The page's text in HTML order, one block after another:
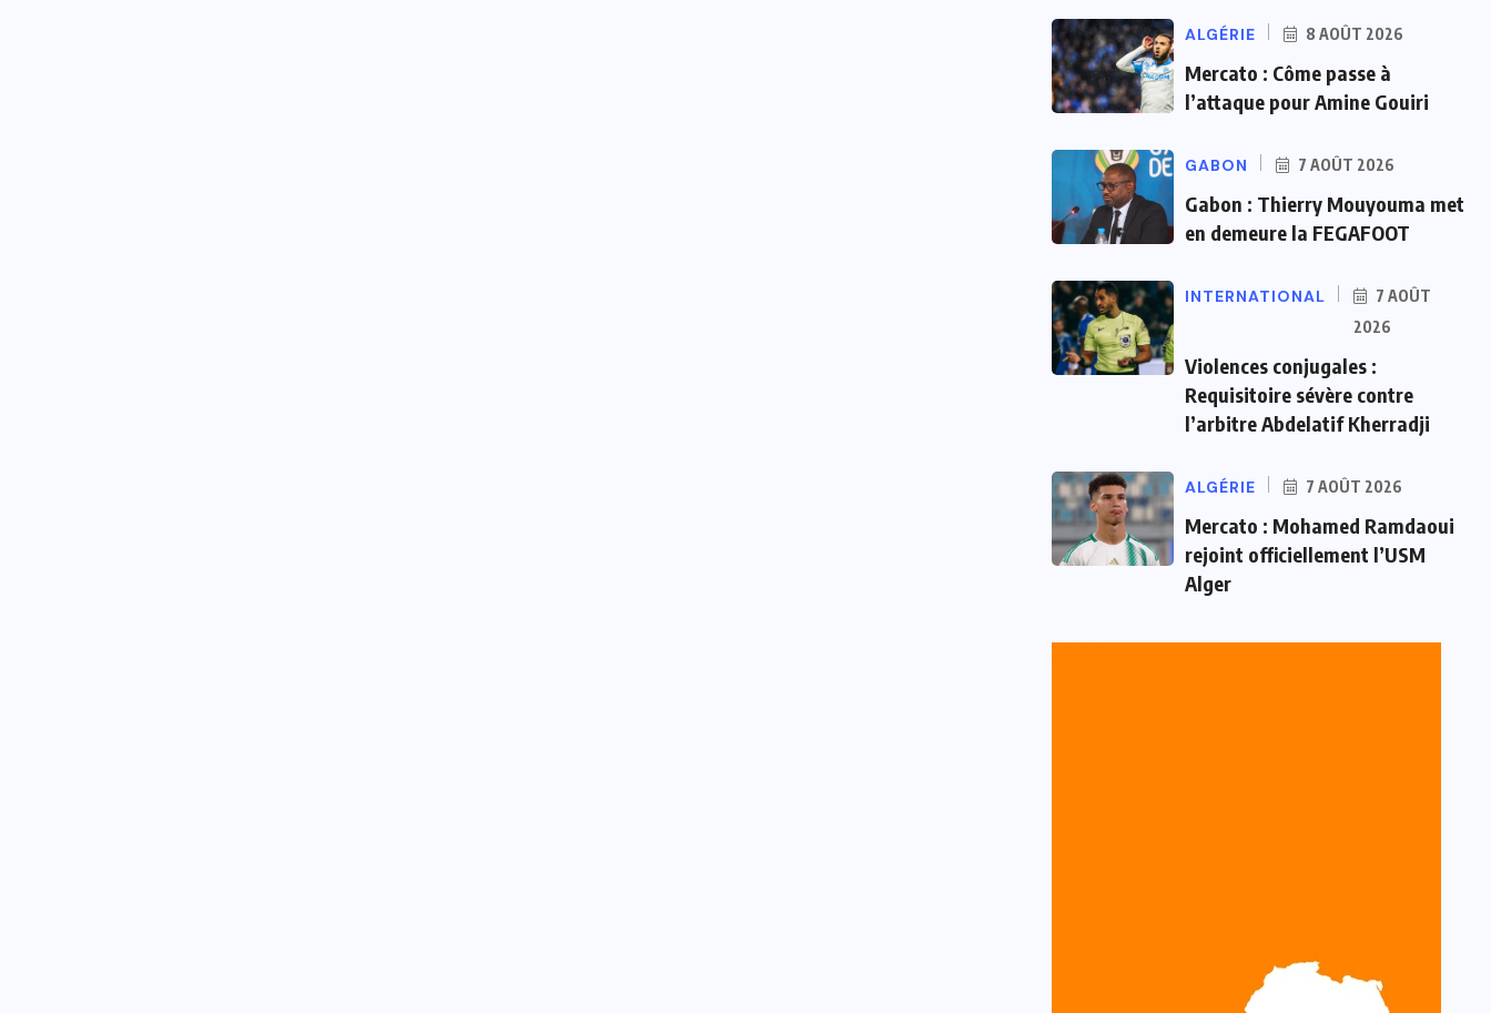
ALGÉRIE 8 AOÛT 2026
Mercato : Côme passe à
l’attaque pour Amine Gouiri
GABON 7 AOÛT 2026
Gabon : Thierry Mouyouma met
en demeure la FEGAFOOT
INTERNATIONAL
7 AOÛT
2026
Violences conjugales :
Requisitoire sévère contre
l’arbitre Abdelatif Kherradji
ALGÉRIE 7 AOÛT 2026
Mercato : Mohamed Ramdaoui
rejoint officiellement l’USM
Alger